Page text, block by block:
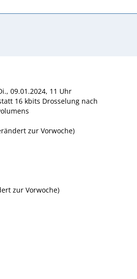
09.01.2024, 11 Uhr
16 kbits Drosselung nach
zur Vorwoche)
zur Vorwoche)